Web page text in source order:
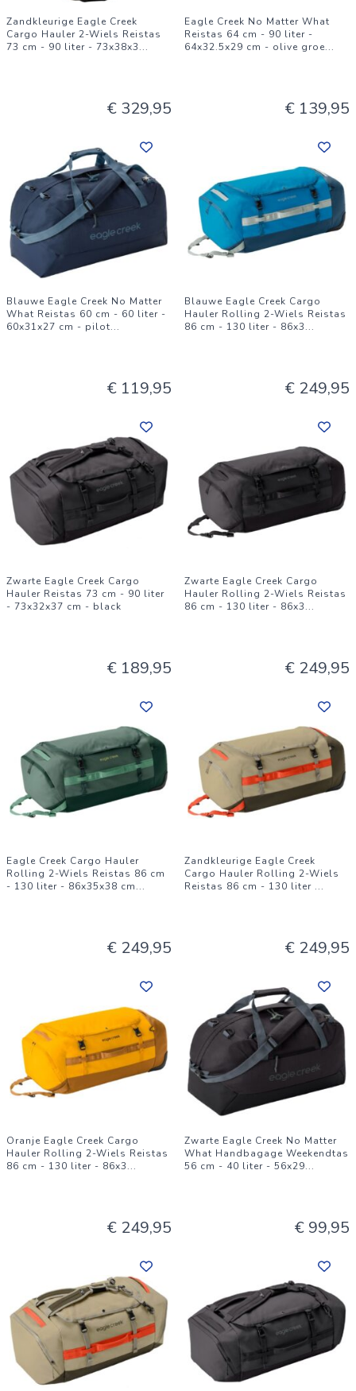
Zandkleurige Eagle Creek
Cargo Hauler 2-Wiels Reistas
73 cm - 90 liter - 73x38x3...
€ 329,95
Eagle Creek No Matter What
Reistas 64 cm - 90 liter -
64x32.5x29 cm - olive groe...
€ 139,95
Blauwe Eagle Creek No Matter
What Reistas 60 cm - 60 liter -
60x31x27 cm - pilot...
€ 119,95
Blauwe Eagle Creek Cargo
Hauler Rolling 2-Wiels Reistas
86 cm - 130 liter - 86x3...
€ 249,95
Zwarte Eagle Creek Cargo
Hauler Reistas 73 cm - 90 liter
- 73x32x37 cm - black
€ 189,95
Zwarte Eagle Creek Cargo
Hauler Rolling 2-Wiels Reistas
86 cm - 130 liter - 86x3...
€ 249,95
Eagle Creek Cargo Hauler
Rolling 2-Wiels Reistas 86 cm
- 130 liter - 86x35x38 cm...
€ 249,95
Zandkleurige Eagle Creek
Cargo Hauler Rolling 2-Wiels
Reistas 86 cm - 130 liter ...
€ 249,95
Oranje Eagle Creek Cargo
Hauler Rolling 2-Wiels Reistas
86 cm - 130 liter - 86x3...
€ 249,95
Zwarte Eagle Creek No Matter
What Handbagage Weekendtas
56 cm - 40 liter - 56x29...
€ 99,95